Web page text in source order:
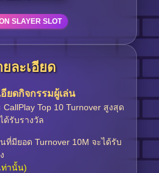
SLAYER SLOT
ยละเอียด
อียดกิจกรรมผู้เล่น
Top 10 Turnover สูงสุด
ด้รับรางวัล
ที่มียอด Turnover 10M จะได้รับ
ท่านั้น)